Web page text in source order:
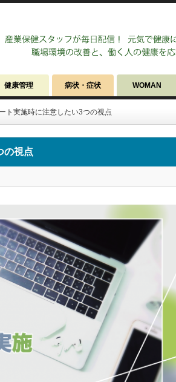
健康管理 病状・症状 WOMAN
ト実施時に注意したい3つの視点
の視点